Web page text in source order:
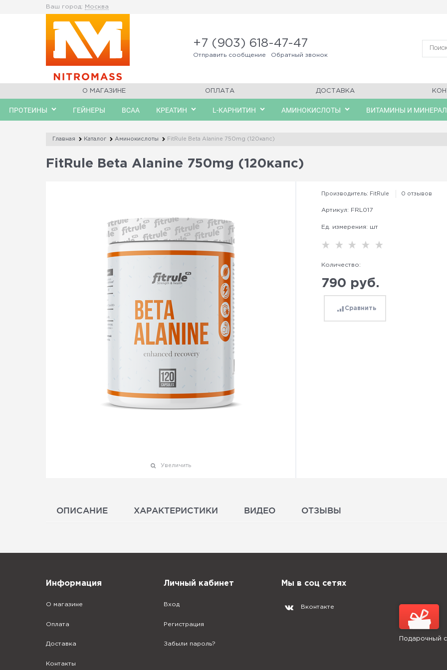
Ваш город: Москва
+7 (903) 618-47-47
Отправить сообщение Обратный звонок
О МАГАЗИНЕ ОПЛАТА ДОСТАВКА
ПРОТЕИНЫ ГЕЙНЕРЫ BCAA КРЕАТИН L-КАРНИТИН АМИНОКИСЛОТЫ ВИТАМИНЫ И
Главная Каталог Аминокислоты FitRule Beta Alanine 750mg (120капс)
FitRule Beta Alanine 750mg (120капс)
Увеличить
Производитель: FitRule 0 отзывов
Артикул: FRL017
Ед. измерения: шт
Количество:
790 руб.
Сравнить
ОПИСАНИЕ ХАРАКТЕРИСТИКИ ВИДЕО ОТЗЫВЫ
Информация
О магазине
Оплата
Доставка
Контакты
Личный кабинет
Вход
Регистрация
Забыли пароль?
Мы в соц сетях
Вконтакте
Подарочный